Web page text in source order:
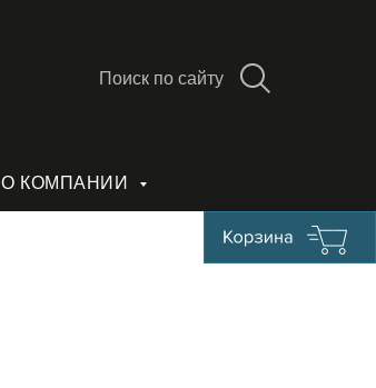
Поиск по сайту
О КОМПАНИИ